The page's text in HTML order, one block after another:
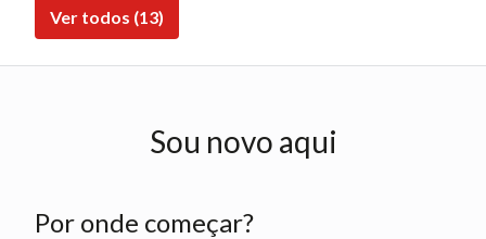
Ver todos (13)
Sou novo aqui
Por onde começar?